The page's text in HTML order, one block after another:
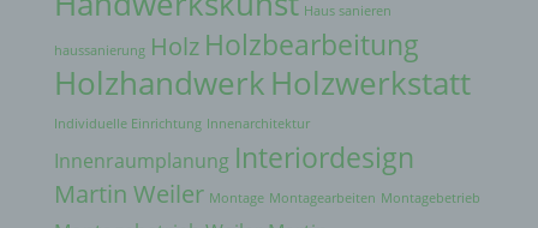
Haus sanieren
haussanierung Holz Holzbearbeitung
Holzhandwerk Holzwerkstatt
Individuelle Einrichtung Innenarchitektur
Innenraumplanung Interiordesign
Martin Weiler Montage Montagearbeiten Montagebetrieb
der unmittelbaren Verantwortung des
Verantwortlichen oder des Auftragsverarbeiters
befugt sind, die personenbezogenen Daten zu
verarbeiten.
Einwilligung ist jede von der betroffenen Person
freiwillig für den bestimmten Fall in informierter
Weise und unmissverständlich abgegebene